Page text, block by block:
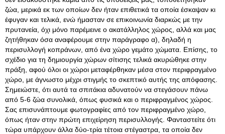
ζώα, μερικά εκ των οποίων δεν ήταν επιθετικά τα οποία έσκαψαν κι
έφυγαν και τελικά, ενώ ήμασταν σε επικοινωνία διαρκώς με την
πρυτανεία, όχι μόνο παρέμεινε ο ακατάλληλος χώρος, αλλά και μας
ζητήθηκαν όσα αναφέρουμε στην παράγραφο α), δηλαδή η
περισυλλογή κοπράνων, από ένα χώρο γεμάτο χώματα. Επίσης, το
σχέδιο για τη δημιουργία χώρων σίτισης τελικά ακυρώθηκε στην
πράξη, αφού όλοι οι χώροι μεταφέρθηκαν μέσα στον περιφραγμένο
χώρο, με άγνωστο μέχρι στιγμής το σκεπτικό αυτής της απόφασης.
Σημειώστε, ότι αυτά τα σπιτάκια αδυνατούν να στεγάσουν πάνω
από 5-6 ζώα συνολικά, όπως φυσικά και ο περιφραγμένος χώρος.
Σας επισυνάπτουμε φωτογραφίες από τον περιφραγμένο χώρο,
όπως ήταν στην πρώτη επιχείρηση περισυλλογής. Φανταστείτε ότι
τώρα υπάρχουν άλλα δύο-τρία τέτοια στέγαστρα, τα οποία δεν